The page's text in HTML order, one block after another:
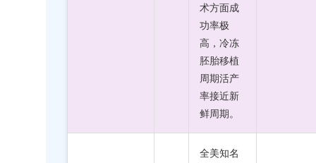
术方面成
功率极
高，冷冻
胚胎移植
周期活产
率接近新
鲜周期。
全美知名